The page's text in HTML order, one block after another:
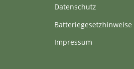
Datenschutz
Batteriegesetzhinweise
Impressum